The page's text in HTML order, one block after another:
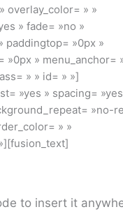
overlay_color= » »
» fade= »no »
paddingtop= »0px »
» menu_anchor=
» » id= » »]
»yes » spacing=
»no-
» »
to insert it